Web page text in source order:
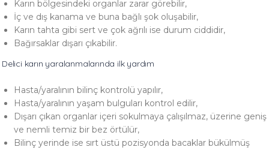
Karın bölgesindeki organlar zarar görebilir,
İç ve dış kanama ve buna bağlı şok oluşabilir,
Karın tahta gibi sert ve çok ağrılı ise durum ciddidir,
Bağırsaklar dışarı çıkabilir.
Delici karın yaralanmalarında ilk yardım
Hasta/yaralının bilinç kontrolü yapılır,
Hasta/yaralının yaşam bulguları kontrol edilir,
Dışarı çıkan organlar içeri sokulmaya çalışılmaz, üzerine geniş
ve nemli temiz bir bez örtülür,
Bilinç yerinde ise sırt üstü pozisyonda bacaklar bükülmüş